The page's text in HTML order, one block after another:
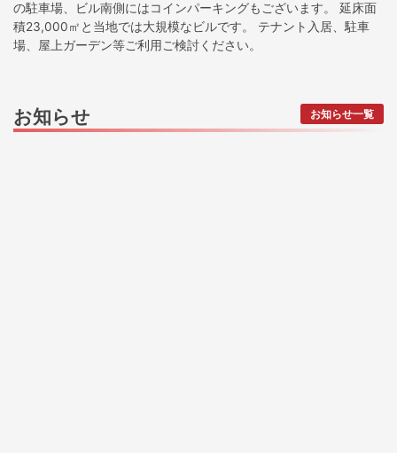
の駐車場、ビル南側にはコインパーキングもございます。
延床面
積23,000㎡と当地では大規模なビルです。
テナント入居、駐車
場、屋上ガーデン等ご利用ご検討ください。
お知らせ お知らせ一覧